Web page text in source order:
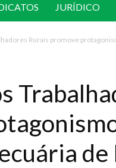
JURÍDICO
Rurais promove
de